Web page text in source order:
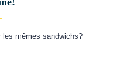
les mêmes sandwichs?